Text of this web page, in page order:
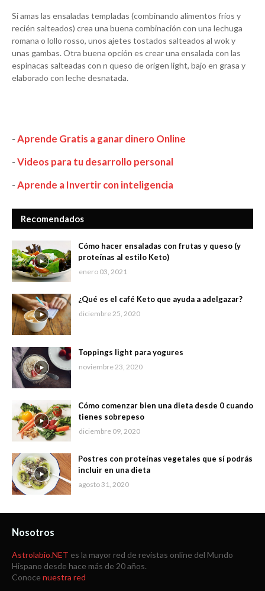
Si amas las ensaladas templadas (combinando alimentos fríos y
recién salteados) crea una buena combinación con una lechuga
romana o lollo rosso, unos ajetes tostados salteados al wok y
unas gambas. Otra buena opción es crear una ensalada con las
espinacas salteadas con n queso de origen light, bajo en grasa y
elaborado con leche desnatada.
-Aprende Gratis a ganar dinero Online
-Videos para tu desarrollo personal
-Aprende a Invertir con inteligencia
Recomendados
Cómo hacer ensaladas con frutas y queso (y
proteínas al estilo Keto)
enero 03, 2021
¿Qué es el café Keto que ayuda a adelgazar?
diciembre 25, 2020
Toppings light para yogures
noviembre 23, 2020
Cómo comenzar bien una dieta desde 0 cuando
tienes sobrepeso
diciembre 09, 2020
Postres con proteínas vegetales que sí podrás
incluir en una dieta
agosto 31, 2020
Nosotros
Astrolabio.NET es la mayor red de revistas online del Mundo
Hispano desde hace más de 20 años.
Conoce nuestra red